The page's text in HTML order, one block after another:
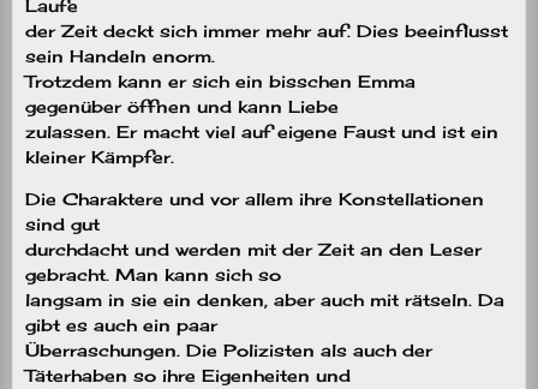
Laufe
der Zeit deckt sich immer mehr auf. Dies beeinflusst
sein Handeln enorm.
Trotzdem kann er sich ein bisschen Emma
gegenüber öffnen und kann Liebe
zulassen. Er macht viel auf eigene Faust und ist ein
kleiner Kämpfer.
Die Charaktere und vor allem ihre Konstellationen
sind gut
durchdacht und werden mit der Zeit an den Leser
gebracht. Man kann sich so
langsam in sie ein denken, aber auch mit rätseln. Da
gibt es auch ein paar
Überraschungen. Die Polizisten als auch der
Täterhaben so ihre Eigenheiten und